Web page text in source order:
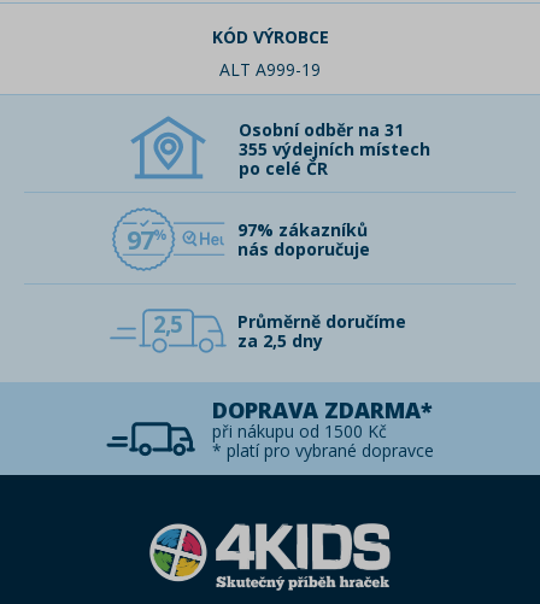
KÓD VÝROBCE
ALT A999-19
Osobní odběr na 31
355 výdejních místech
po celé ČR
97
97% zákazníků
nás doporučuje
2,5
Průměrně doručíme
za 2,5 dny
DOPRAVA ZDARMA*
při nákupu od 1500 Kč
* platí pro vybrané dopravce